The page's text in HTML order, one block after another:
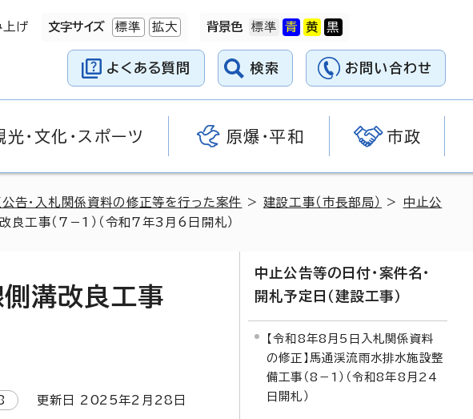
上げ 文字サイズ 標準 拡大 背景色
よくある質問 検索 お問い合わせ
光・文化・スポーツ 原爆・平和 市政
公告・入札関係資料の修正等を行った案件 >建設工事（市長部局） > 中止公
工事（7－1）（令和7年3月6日開札）
溝改良工事
更新日 2025年2月 28 日
中止公告等の日付・案件名・
開札予定日（建設工事）
【令和8年8月5日入札関係資料
の修正】馬通渓流雨水排水施設整
備工事（8－1）（令和8年8月24
日開札）